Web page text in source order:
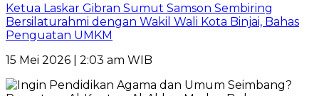
Ketua Laskar Gibran Sumut Samson Sembiring
Bersilaturahmi dengan Wakil Wali Kota Binjai, Bahas
Penguatan UMKM
15 Mei 2026 | 2:03 am WIB